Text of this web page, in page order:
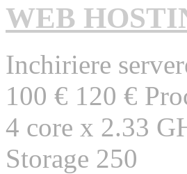
WEB
Inchiriere
100 € 120 €
4 core x 2.33
Storage 250